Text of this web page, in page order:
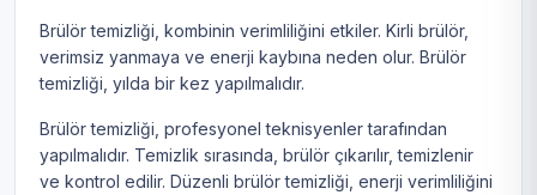
Brülör temizliği, kombinin verimliliğini etkiler. Kirli brülör,
verimsiz yanmaya ve enerji kaybına neden olur. Brülör
temizliği, yılda bir kez yapılmalıdır.
Brülör temizliği, profesyonel teknisyenler tarafından
yapılmalıdır. Temizlik sırasında, brülör çıkarılır, temizlenir
ve kontrol edilir. Düzenli brülör temizliği, enerji verimliliğini